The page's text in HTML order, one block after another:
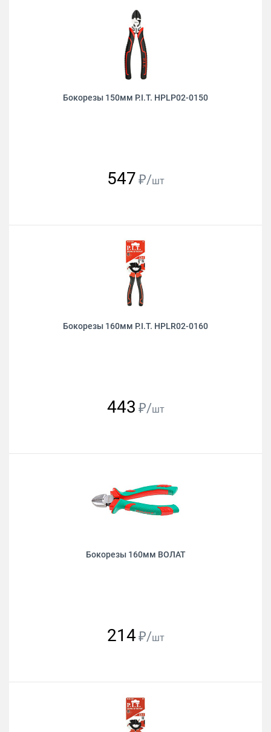
Бокорезы 150мм P.I.T. HPLP02-0150
547 ₽/шт
Бокорезы 160мм P.I.T. HPLR02-0160
443 ₽/шт
Бокорезы 160мм ВОЛАТ
214₽/шт